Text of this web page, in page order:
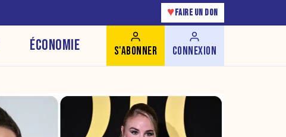
♥ FAIRE UN DON
ÉCONOMIE S'ABONNER CONNEXION